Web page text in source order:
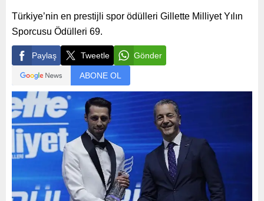
Türkiye’nin en prestijli spor ödülleri Gillette Milliyet Yılın
Sporcusu Ödülleri 69.
Paylaş Tweetle Gönder
ABONE OL